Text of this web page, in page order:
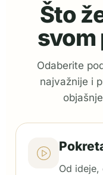
Što
svom
Odaberite
najvažnije i
Od